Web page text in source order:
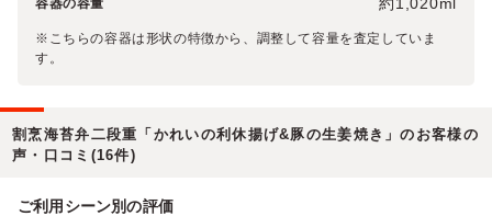
容器の容量
※こちらの容器は形状の特徴から、調整して容量を査定していま
す。
割烹海苔弁二段重「かれいの利休揚げ&豚の生姜焼き」のお客様の
声・口コミ(16件)
ご利用シーン別の評価